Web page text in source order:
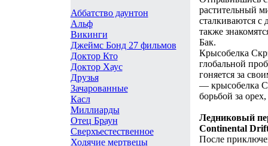
Аббатство даунтон
Альф
Викинги
Джеймс Бонд 27 фильмов
Доктор Кто
Доктор Хаус
Друзья
Зачарованные
Касл
Миллиарды
Отец Браун
Сверхъестественное
Ходячие мертвецы
растительный
сталкиваются с
также
Бак.
Крысобелка
глобальной
гоняется за
— крысобелка
борьбой за
Ледниковый
Continental
После